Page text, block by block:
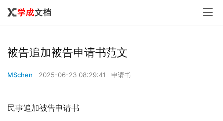
被告追加被告申请书范文
MSchen 2025-06-23 08:29:41 申请书
民事追加被告申请书